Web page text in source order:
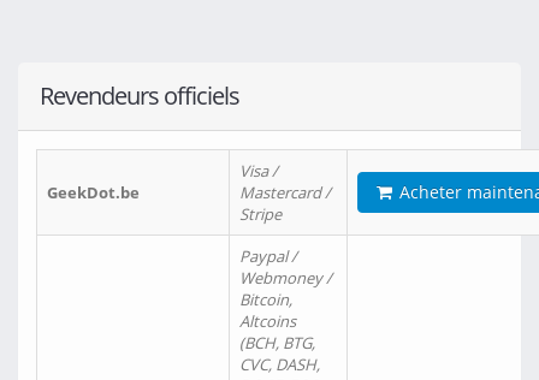
Revendeurs officiels
GeekDot.be
Visa /
Mastercard /
Stripe
Acheter
Paypal /
Webmoney /
Bitcoin,
Altcoins
(BCH, BTG,
CVC, DASH,